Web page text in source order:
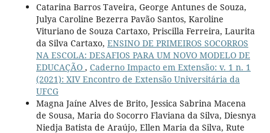
Catarina Barros Taveira, George Antunes de Souza,
Julya Caroline Bezerra Pavão Santos, Karoline
Vituriano de Souza Cartaxo, Priscilla Ferreira, Laurita
da Silva Cartaxo, ENSINO DE PRIMEIROS SOCORROS
NA ESCOLA: DESAFIOS PARA UM NOVO MODELO DE
EDUCAÇÃO , Caderno Impacto em Extensão: v. 1 n. 1
(2021): XIV Encontro de Extensão Universitária da
UFCG
Magna Jaíne Alves de Brito, Jessica Sabrina Macena
de Sousa, Maria do Socorro Flaviana da Silva, Diesnya
Niedja Batista de Araújo, Ellen Maria da Silva, Rute